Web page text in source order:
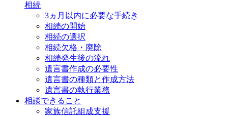
相続
3ヵ月以内に必要な手続き
相続の開始
相続の選択
相続欠格・廃除
相続発生後の流れ
遺言書作成の必要性
遺言書の種類と作成方法
遺言書の執行業務
相談できること
家族信託組成支援